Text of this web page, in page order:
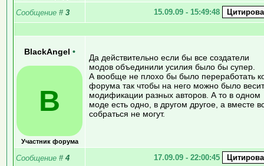
Сообщение # 3 15.09.09 - 15:49:48
BlackAngel •
B
Участник форума
Да действительно если бы все создатели
модов объединили усилия было бы супер.
А вообще не плохо бы было переработать
форума так чтобы на него можно было
модификации разных авторов. А то в одном
моде есть одно, в другом другое, а вместе
собраться не могут.
Сообщение # 4 17.09.09 - 22:00:45